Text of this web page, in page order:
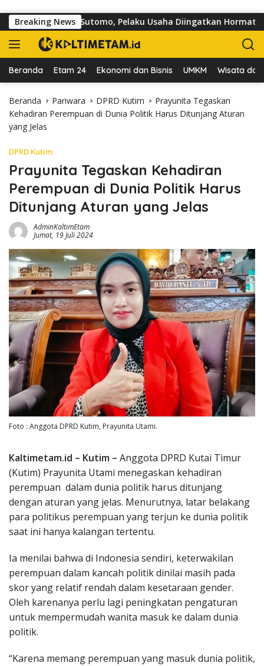
Breaking News
Jalan dr Sutomo, Pelaku Usaha Diingatkan Hormati Hak
Beranda Etam 24 Ekonomi dan Bisnis UMKM Wisata dan
Beranda Pariwara DPRD Kutim
Prayunita Tegaskan
Kehadiran Perempuan di Dunia Politik Harus Ditunjang Aturan
yang Jelas
DPRD Kutim
Prayunita Tegaskan Kehadiran
Perempuan di Dunia Politik Harus
Ditunjang Aturan yang Jelas
AdminKaltimEtam
Jumat, 19 Juli 2024
Foto : Anggota DPRD Kutim, Prayunita Utami.
Kaltimetam.id – Kutim – Anggota DPRD Kutai Timur
(Kutim) Prayunita Utami menegaskan kehadiran
perempuan dalam dunia politik harus ditunjang
dengan aturan yang jelas. Menurutnya, latar belakang
para politikus perempuan yang terjun ke dunia politik
saat ini hanya kalangan tertentu.
Ia menilai bahwa di Indonesia sendiri, keterwakilan
perempuan dalam kancah politik dinilai masih pada
skor yang relatif rendah dalam kesetaraan gender.
Oleh karenanya perlu lagi peningkatan pengaturan
untuk mempermudah wanita masuk ke dalam dunia
politik.
“Karena memang perempuan yang masuk dunia politik,